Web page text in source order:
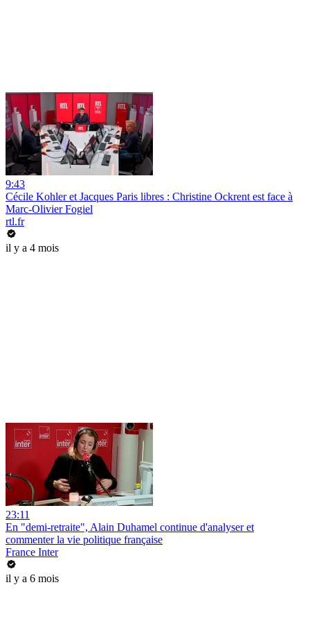
9:43
Cécile Kohler et Jacques Paris libres : Christine Ockrent est face à
Marc-Olivier Fogiel
rtl.fr
il y a 4 mois
23:11
En "demi-retraite", Alain Duhamel continue d'analyser et
commenter la vie politique française
France Inter
il y a 6 mois